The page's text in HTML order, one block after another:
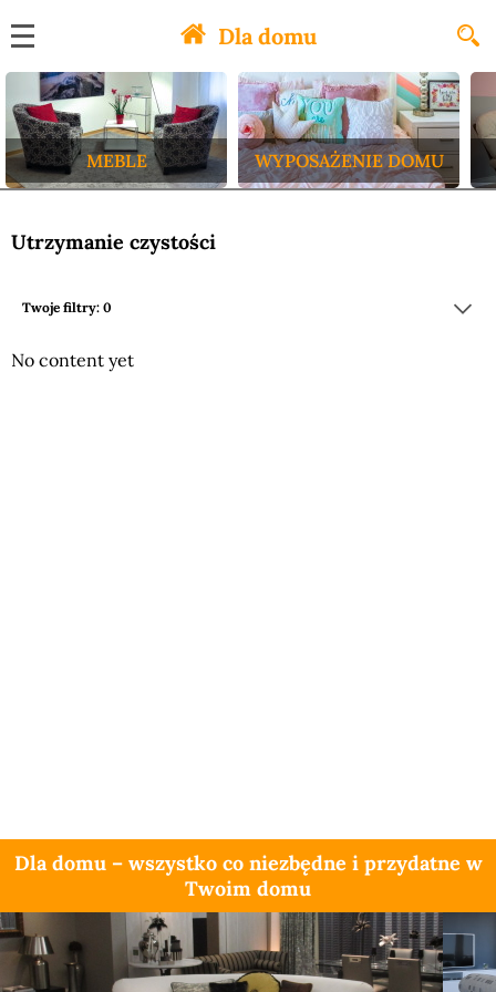
Dla domu
MEBLE WYPOSAŻENIE DOMU
Utrzymanie czystości
Twoje filtry: 0
No content yet
Dla domu – wszystko co niezbędne i przydatne w
Twoim domu